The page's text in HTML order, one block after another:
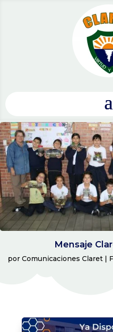
Mensaje
por Comunicaciones Claret |